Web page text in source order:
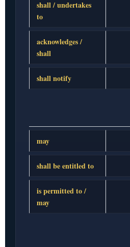
shall / undertakes
to
acknowledges /
shall
shall notify
may
shall be entitled to
is permitted to /
may